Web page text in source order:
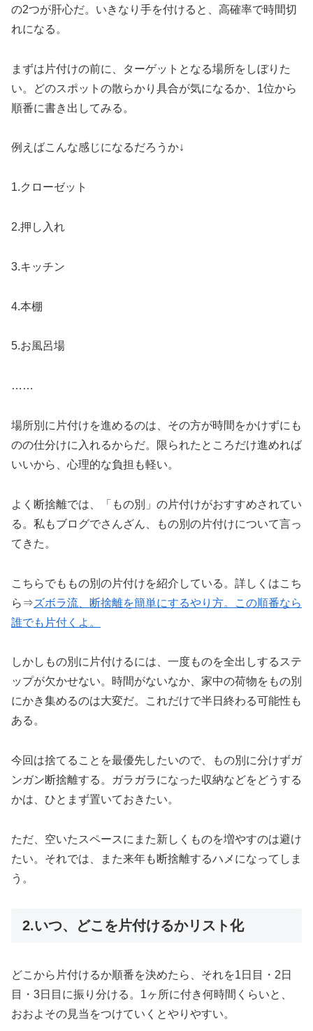
の2つが肝心だ。いきなり手を付けると、高確率で時間切
れになる。
まずは片付けの前に、ターゲットとなる場所をしぼりた
い。どのスポットの散らかり具合が気になるか、1位から
順番に書き出してみる。
例えばこんな感じになるだろうか↓
1.クローゼット
2.押し入れ
3.キッチン
4.本棚
5.お風呂場
……
場所別に片付けを進めるのは、その方が時間をかけずにも
のの仕分けに入れるからだ。限られたところだけ進めれば
いいから、心理的な負担も軽い。
よく断捨離では、「もの別」の片付けがおすすめされてい
る。私もブログでさんざん、もの別の片付けについて言っ
てきた。
こちらでももの別の片付けを紹介している。詳しくはこち
ら⇒ズボラ流、断捨離を簡単にするやり方。この順番なら
誰でも片付くよ。
しかしもの別に片付けるには、一度ものを全出しするステ
ップが欠かせない。時間がないなか、家中の荷物をもの別
にかき集めるのは大変だ。これだけで半日終わる可能性も
ある。
今回は捨てることを最優先したいので、もの別に分けずガ
ンガン断捨離する。ガラガラになった収納などをどうする
かは、ひとまず置いておきたい。
ただ、空いたスペースにまた新しくものを増やすのは避け
たい。それでは、また来年も断捨離するハメになってしま
う。
2.いつ、どこを片付けるかリスト化
どこから片付けるか順番を決めたら、それを1日目・2日
目・3日目に振り分ける。1ヶ所に付き何時間くらいと、
おおよその見当をつけていくとやりやすい。